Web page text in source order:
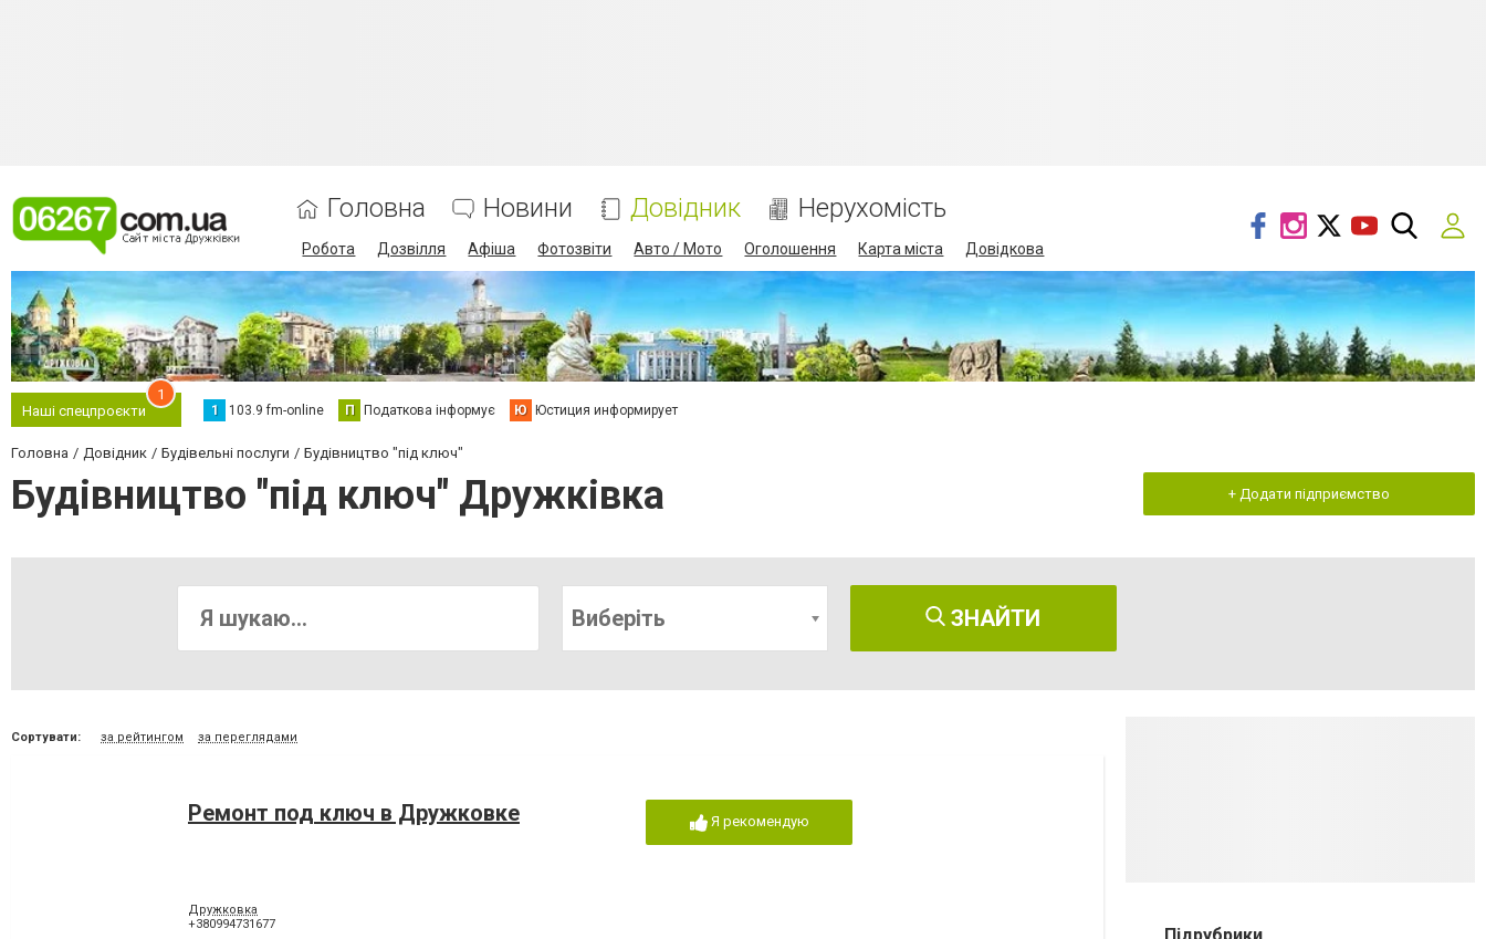
Головна Новини Довідник Нерухомість
Робота Дозвілля Афіша Фотозвіти Авто / Мото Оголошення Карта міста Довідкова
Наші спецпроєкти
1
1 103.9 fm-online П Податкова інформує Ю Юстиция информирует
Головна Довідник Будівельні послуги Будівництво "під ключ"
Будівництво "під ключ" Дружківка + Додати підприємство
Виберіть ЗНАЙТИ
Сортувати: за рейтингом за переглядами
Ремонт под ключ в Дружковке
Дружковка
+380994731677
Я рекомендую